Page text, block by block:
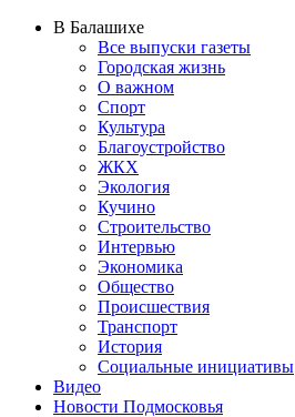
В Балашихе
Все выпуски газеты
Городская жизнь
О важном
Спорт
Культура
Благоустройство
ЖКХ
Экология
Кучино
Строительство
Интервью
Экономика
Общество
Происшествия
Транспорт
История
Социальные инициативы
Видео
Новости Подмосковья